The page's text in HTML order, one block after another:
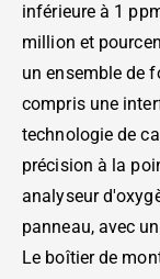
inférieure à 1
million et
un ensemble de
compris une
technologie de
précision à la
analyseur
panneau, avec
Le boîtier de